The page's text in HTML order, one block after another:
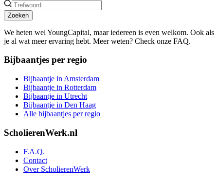
Zoeken
We heten wel YoungCapital, maar iedereen is even welkom. Ook als
je al wat meer ervaring hebt. Meer weten? Check onze FAQ.
Bijbaantjes per regio
Bijbaantje in Amsterdam
Bijbaantje in Rotterdam
Bijbaantje in Utrecht
Bijbaantje in Den Haag
Alle bijbaantjes per regio
ScholierenWerk.nl
F.A.Q.
Contact
Over ScholierenWerk